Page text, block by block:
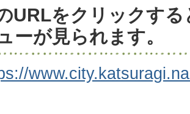
URLをクリックする
ーが見られます。